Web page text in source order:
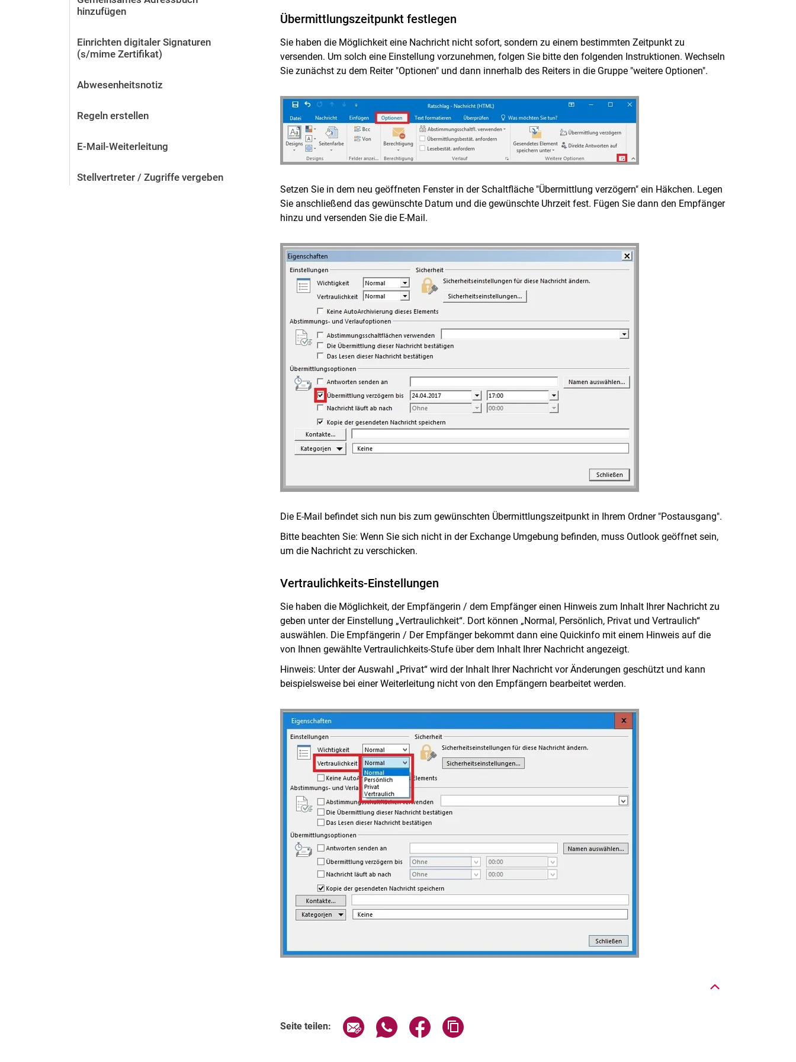
hinzufügen
Einrichten digitaler Signaturen
(s/mime Zertifikat)
Abwesenheitsnotiz
Regeln erstellen
E-Mail-Weiterleitung
Stellvertreter / Zugriffe vergeben
Übermittlungszeitpunkt festlegen
Sie haben die Möglichkeit eine Nachricht nicht sofort, sondern zu einem bestimmten Zeitpunkt zu
versenden. Um solch eine Einstellung vorzunehmen, folgen Sie bitte den folgenden Instruktionen. Wechseln
Sie zunächst zu dem Reiter "Optionen" und dann innerhalb des Reiters in die Gruppe "weitere Optionen".
Setzen Sie in dem neu geöffneten Fenster in der Schaltfläche "Übermittlung verzögern" ein Häkchen. Legen
Sie anschließend das gewünschte Datum und die gewünschte Uhrzeit fest. Fügen Sie dann den Empfänger
hinzu und versenden Sie die E-Mail.
Die E-Mail befindet sich nun bis zum gewünschten Übermittlungszeitpunkt in Ihrem Ordner "Postausgang".
Bitte beachten Sie: Wenn Sie sich nicht in der Exchange Umgebung befinden, muss Outlook geöffnet sein,
um die Nachricht zu verschicken.
Vertraulichkeits-Einstellungen
Sie haben die Möglichkeit, der Empfängerin / dem Empfänger einen Hinweis zum Inhalt Ihrer Nachricht zu
geben unter der Einstellung „Vertraulichkeit“. Dort können „Normal, Persönlich, Privat und Vertraulich“
auswählen. Die Empfängerin / Der Empfänger bekommt dann eine Quickinfo mit einem Hinweis auf die
von Ihnen gewählte Vertraulichkeits-Stufe über dem Inhalt Ihrer Nachricht angezeigt.
Hinweis: Unter der Auswahl „Privat“ wird der Inhalt Ihrer Nachricht vor Änderungen geschützt und kann
beispielsweise bei einer Weiterleitung nicht von den Empfängern bearbeitet werden.
Seite teilen: Seite über E-Mail teilen
Seite über WhatsApp teilen (externer Link, öffnet neues Fenster)
Seite über Facebook teilen (externer Link, öffnet neues Fenster)